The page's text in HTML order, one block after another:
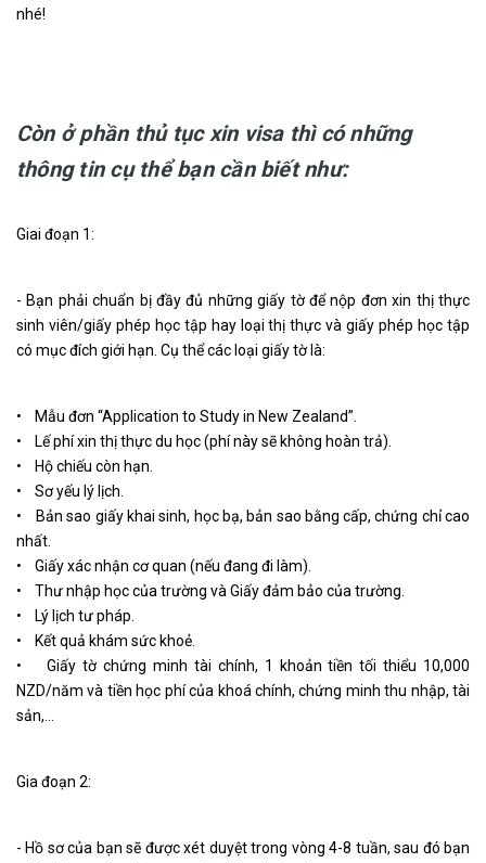
nhé!
Còn ở phần thủ tục xin visa thì có những
thông tin cụ thể bạn cần biết như:
Giai đoạn 1:
- Bạn phải chuẩn bị đầy đủ những giấy tờ để nộp đơn xin thị thực
sinh viên/giấy phép học tập hay loại thị thực và giấy phép học tập
có mục đích giới hạn. Cụ thể các loại giấy tờ là:
• Mẫu đơn “Application to Study in New Zealand”.
• Lế phí xin thị thực du học (phí này sẽ không hoàn trả).
• Hộ chiếu còn hạn.
• Sơ yếu lý lịch.
• Bản sao giấy khai sinh, học bạ, bản sao bằng cấp, chứng chỉ cao
nhất.
• Giấy xác nhận cơ quan (nếu đang đi làm).
• Thư nhập học của trường và Giấy đảm bảo của trường.
• Lý lịch tư pháp.
• Kết quả khám sức khoẻ.
• Giấy tờ chứng minh tài chính, 1 khoản tiền tối thiểu 10,000
NZD/năm và tiền học phí của khoá chính, chứng minh thu nhập, tài
sản,…
Gia đoạn 2:
- Hồ sơ của bạn sẽ được xét duyệt trong vòng 4-8 tuần, sau đó bạn